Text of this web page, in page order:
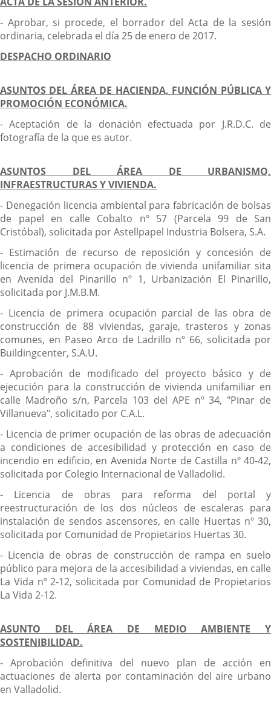
aplicación
externa.
- Aprobar, si procede, el borrador del Acta de la sesión
ordinaria, celebrada el día 25 de enero de 2017.
DESPACHO ORDINARIO
ASUNTOS DEL ÁREA DE HACIENDA, FUNCIÓN PÚBLICA Y
PROMOCIÓN ECONÓMICA.
- Aceptación de la donación efectuada por J.R.D.C. de
fotografía de la que es autor.
ASUNTOS DEL ÁREA DE URBANISMO,
INFRAESTRUCTURAS Y VIVIENDA.
- Denegación licencia ambiental para fabricación de bolsas
de papel en calle Cobalto nº 57 (Parcela 99 de San
Cristóbal), solicitada por Astellpapel Industria Bolsera, S.A.
- Estimación de recurso de reposición y concesión de
licencia de primera ocupación de vivienda unifamiliar sita
en Avenida del Pinarillo nº 1, Urbanización El Pinarillo,
solicitada por J.M.B.M.
- Licencia de primera ocupación parcial de las obra de
construcción de 88 viviendas, garaje, trasteros y zonas
comunes, en Paseo Arco de Ladrillo nº 66, solicitada por
Buildingcenter, S.A.U.
- Aprobación de modificado del proyecto básico y de
ejecución para la construcción de vivienda unifamiliar en
calle Madroño s/n, Parcela 103 del APE nº 34, "Pinar de
Villanueva", solicitado por C.A.L.
- Licencia de primer ocupación de las obras de adecuación
a condiciones de accesibilidad y protección en caso de
incendio en edificio, en Avenida Norte de Castilla nº 40-42,
solicitada por Colegio Internacional de Valladolid.
- Licencia de obras para reforma del portal y
reestructuración de los dos núcleos de escaleras para
instalación de sendos ascensores, en calle Huertas nº 30,
solicitada por Comunidad de Propietarios Huertas 30.
- Licencia de obras de construcción de rampa en suelo
público para mejora de la accesibilidad a viviendas, en calle
La Vida nº 2-12, solicitada por Comunidad de Propietarios
La Vida 2-12.
ASUNTO DEL ÁREA DE MEDIO AMBIENTE Y
SOSTENIBILIDAD.
- Aprobación definitiva del nuevo plan de acción en
actuaciones de alerta por contaminación del aire urbano
en Valladolid.